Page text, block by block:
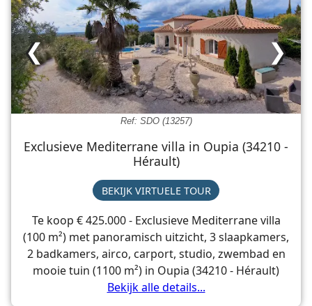
Ref: SDO (13257)
❯
❮
Exclusieve Mediterrane villa in Oupia (34210 -
Hérault)
BEKIJK VIRTUELE TOUR
Te koop € 425.000 - Exclusieve Mediterrane villa
(100 m²) met panoramisch uitzicht, 3 slaapkamers,
2 badkamers, airco, carport, studio, zwembad en
mooie tuin (1100 m²) in Oupia (34210 - Hérault)
Bekijk alle details...